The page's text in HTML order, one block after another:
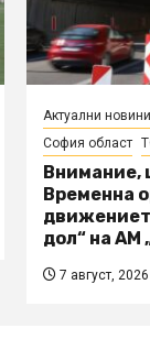
Актуални новини
София област
Внимание,
Временна
дол“ на АМ
7 август, 2026